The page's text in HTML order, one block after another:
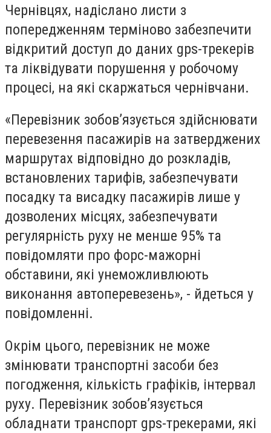
Чернівцях, надіслано листи з
попередженням терміново забезпечити
відкритий доступ до даних gps-трекерів
та ліквідувати порушення у робочому
процесі, на які скаржаться чернівчани.
«Перевізник зобов’язується здійснювати
перевезення пасажирів на затверджених
маршрутах відповідно до розкладів,
встановлених тарифів, забезпечувати
посадку та висадку пасажирів лише у
дозволених місцях, забезпечувати
регулярність руху не менше 95% та
повідомляти про форс-мажорні
обставини, які унеможливлюють
виконання автоперевезень», - йдеться у
повідомленні.
Окрім цього, перевізник не може
змінювати транспортні засоби без
погодження, кількість графіків, інтервал
руху. Перевізник зобов’язується
обладнати транспорт gps-трекерами, які